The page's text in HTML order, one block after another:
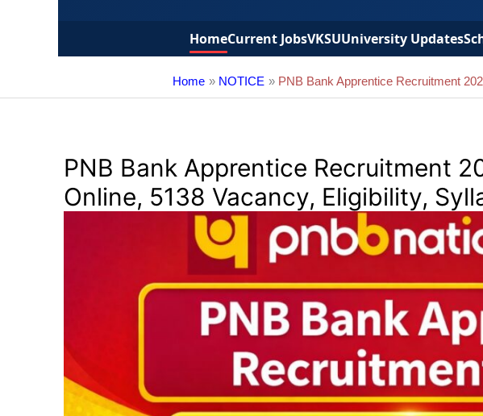
HomeCurrent JobsVKSUUniversity Updates
Home NOTICE PNB Bank Apprentice Recruitment
PNB Bank Apprentice Recruitment
Online, 5138 Vacancy, Eligibility,